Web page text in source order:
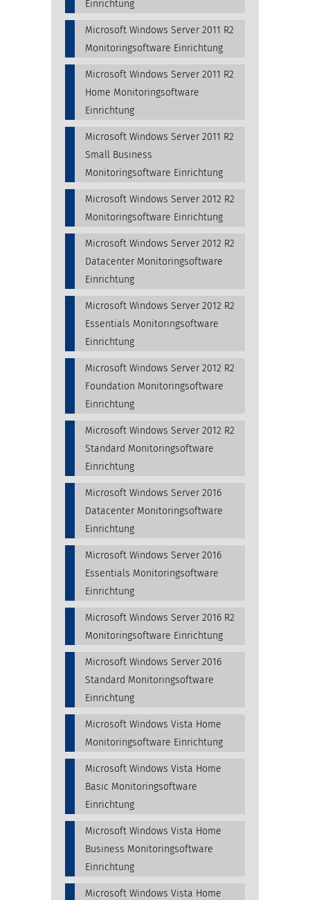
Einrichtung
Microsoft Windows Server 2011 R2
Monitoringsoftware Einrichtung
Microsoft Windows Server 2011 R2
Home Monitoringsoftware
Einrichtung
Microsoft Windows Server 2011 R2
Small Business
Monitoringsoftware Einrichtung
Microsoft Windows Server 2012 R2
Monitoringsoftware Einrichtung
Microsoft Windows Server 2012 R2
Datacenter Monitoringsoftware
Einrichtung
Microsoft Windows Server 2012 R2
Essentials Monitoringsoftware
Einrichtung
Microsoft Windows Server 2012 R2
Foundation Monitoringsoftware
Einrichtung
Microsoft Windows Server 2012 R2
Standard Monitoringsoftware
Einrichtung
Microsoft Windows Server 2016
Datacenter Monitoringsoftware
Einrichtung
Microsoft Windows Server 2016
Essentials Monitoringsoftware
Einrichtung
Microsoft Windows Server 2016 R2
Monitoringsoftware Einrichtung
Microsoft Windows Server 2016
Standard Monitoringsoftware
Einrichtung
Microsoft Windows Vista Home
Monitoringsoftware Einrichtung
Microsoft Windows Vista Home
Basic Monitoringsoftware
Einrichtung
Microsoft Windows Vista Home
Business Monitoringsoftware
Einrichtung
Microsoft Windows Vista Home